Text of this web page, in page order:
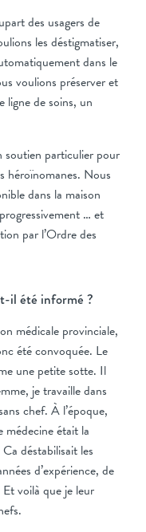
des usagers de
les déstigmatiser,
dans le
voulions préserver et
ligne de soins, un
soutien particulier pour
héroïnomanes. Nous
dans la maison
… et
par l’Ordre des
il été informé ?
médicale provinciale,
été convoquée. Le
une petite sotte. Il
je travaille dans
chef. À l’époque,
médecine était la
déstabilisait les
d’expérience, de
voilà que je leur